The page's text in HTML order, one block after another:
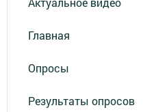
Главная
Опросы
Результаты опросов